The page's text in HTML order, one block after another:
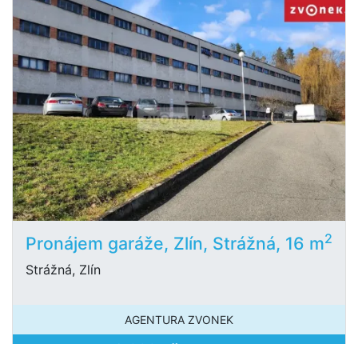
Pronájem garáže, Zlín, Strážná, 16 m2
Strážná, Zlín
AGENTURA ZVONEK